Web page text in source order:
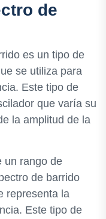
de
es un tipo de
se utiliza para
Este tipo de
que varía su
la amplitud de la
un rango de
de barrido
representa la
Este tipo de